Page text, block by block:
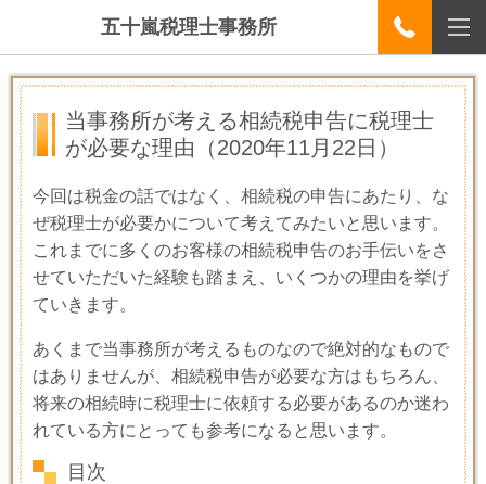
五十嵐税理士事務所
当事務所が考える相続税申告に税理士
が必要な理由 （2020年11月22日）
今回は税金の話ではなく、相続税の申告にあたり、な
ぜ税理士が必要かについて考えてみたいと思います。
これまでに多くのお客様の相続税申告のお手伝いをさ
せていただいた経験も踏まえ、いくつかの理由を挙げ
ていきます。
あくまで当事務所が考えるものなので絶対的なもので
はありませんが、相続税申告が必要な方はもちろん、
将来の相続時に税理士に依頼する必要があるのか迷わ
れている方にとっても参考になると思います。
目次